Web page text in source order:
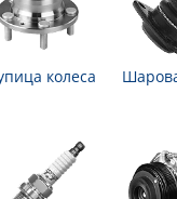
колеса